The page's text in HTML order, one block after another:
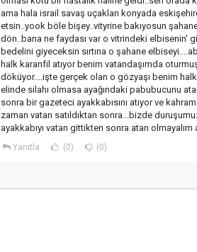
ama hala israil savaş uçakları konyada
etsin..yook böle bişey..vityrine bakıyosun
dön..bana ne faydası var o vitrindeki elbisenin'
bedelini giyeceksin sırtına o şahane
halk karanfil atıyor benim vatandaşımda
döküyor....işte gerçek olan o gözyaşı benim
elinde silahı olmasa ayağındaki pabubucunu
sonra bir gazeteci ayakkabısını atıyor ve
zaman vatan satıldıktan sonra...bizde
ayakkabıyı vatan gittikten sonra atan olmayalım
Yanıtla (0) (0)